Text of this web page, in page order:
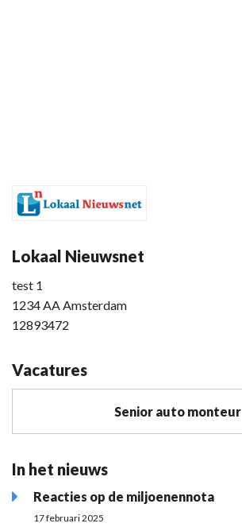
Lokaal Nieuwsnet
test 1
1234 AA Amsterdam
12893472
Vacatures
Senior auto monteur
In het nieuws
Reacties op de miljoenennota
17 februari 2025